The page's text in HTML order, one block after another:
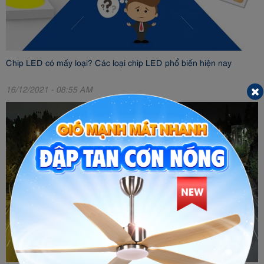
Chip LED có mấy loại? Các loại chip LED phổ biến hiện nay
16/12/2021 - 08:55 AM